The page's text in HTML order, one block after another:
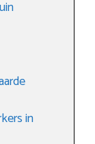
in